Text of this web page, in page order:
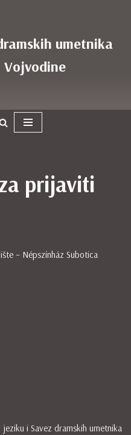
umetnika
Vojvodine
prijaviti
– Népszínház Subotica
i Savez dramskih umetnika